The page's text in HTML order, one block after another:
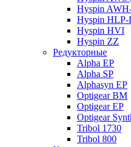
Hyspin
Hyspin HLP-
Hyspin HVI
Hyspin ZZ
Редукторные
Alpha EP
Alpha SP
Alphasyn EP
Optigear BM
Optigear EP
Optigear
Tribol 1730
Tribol 800